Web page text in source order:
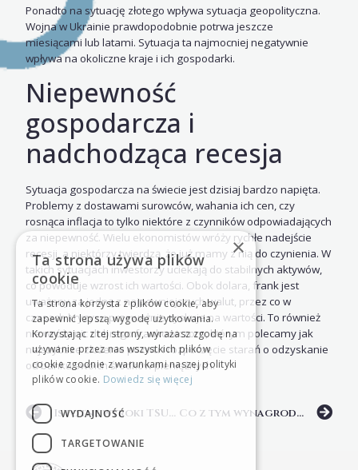
Ponadto na sytuację złotego wpływa sytuacja geopolityczna.
Wojna w Ukrainie prawdopodobnie potrwa jeszcze
miesiącami lub latami. Sytuacja ta najmocniej negatywnie
wpływa na okoliczne kraje i ich gospodarki.
Niepewność
gospodarcza i
nadchodząca recesja
Sytuacja gospodarcza na świecie jest dzisiaj bardzo napięta.
Problemy z dostawami surowców, wahania ich cen, czy
rosnąca inflacja to tylko niektóre z czynników odpowiadających
za niepewność. Wielu ekonomistów wróży rychłe nadejście
recesji, a niektórzy twierdzą, że już mamy z nią do czynienia. W
takich sytuacjach inwestorzy uciekają do stabilnych aktywów,
co powoduje wzrost ich wartości. Obok dolara, frank jest
uważany za jedną z najpewniejszych walut, przez co w
czasach kryzysu przeważnie zyskuje na wartości. To również
nie wróży nic dobrego frankowiczom, którym polecamy jak
najszybsze złożenie pozwu i rozpoczęcie starań o odzyskanie
od banku swoich środków pieniężnych.
Istotne wyroki TSUE już w październiku. Czy unieważnienie umowy będzie oznaczało otrzymanie mieszkania za darmo? Co z tym wynagrodzeniem za korzystanie z kapitału?
×
Ta strona używa plików
cookie
Ta strona korzysta z plików cookie, aby
zapewnić lepszą wygodę użytkowania.
Korzystając z tej strony, wyrażasz zgodę na
używanie przez nas wszystkich plików
cookie zgodnie z warunkami naszej polityki
plików cookie. Dowiedz się więcej
WYDAJNOŚĆ
TARGETOWANIE